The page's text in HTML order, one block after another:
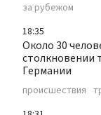
за рубежом
18:35
Около 30
столкновении
Германии
происшествия